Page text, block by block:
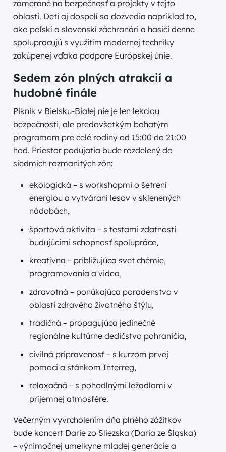
zamerané na bezpečnosť a projekty v tejto
oblasti. Deti aj dospelí sa dozvedia napríklad to,
ako poľskí a slovenskí záchranári a hasiči denne
spolupracujú s využitím modernej techniky
zakúpenej vďaka podpore Európskej únie.
Sedem zón plných atrakcií a
hudobné finále
Piknik v Bielsku-Białej nie je len lekciou
bezpečnosti, ale predovšetkým bohatým
programom pre celé rodiny od 15:00 do 21:00
hod. Priestor podujatia bude rozdelený do
siedmich rozmanitých zón:
ekologická – s workshopmi o šetrení
energiou a vytváraní lesov v sklenených
nádobách,
športová aktivita – s testami zdatnosti
budujúcimi schopnosť spolupráce,
kreatívna – približujúca svet chémie,
programovania a videa,
zdravotná – ponúkajúca poradenstvo v
oblasti zdravého životného štýlu,
tradičná – propagujúca jedinečné
regionálne kultúrne dedičstvo pohraničia,
civilná pripravenosť – s kurzom prvej
pomoci a stánkom Interreg,
relaxačná – s pohodlnými ležadlami v
príjemnej atmosfére.
Večerným vyvrcholením dňa plného zážitkov
bude koncert Darie zo Sliezska (Daria ze Śląska)
– výnimočnej umelkyne mladej generácie a